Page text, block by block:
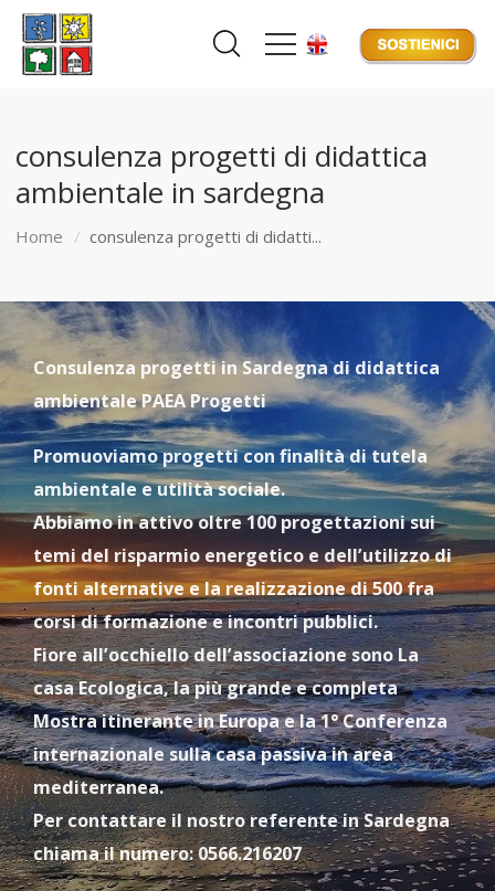
consulenza progetti di didattica
ambientale in sardegna
Home consulenza progetti di didatti...
Consulenza progetti in Sardegna di didattica
ambientale PAEA Progetti
Promuoviamo progetti con finalità di tutela
ambientale e utilità sociale.
Abbiamo in attivo oltre 100 progettazioni sui
temi del risparmio energetico e dell’utilizzo di
fonti alternative e la realizzazione di 500 fra
corsi di formazione e incontri pubblici.
Fiore all’occhiello dell’associazione sono La
casa Ecologica, la più grande e completa
Mostra itinerante in Europa e la 1° Conferenza
internazionale sulla casa passiva in area
mediterranea.
Per contattare il nostro referente in Sardegna
chiama il numero: 0566.216207